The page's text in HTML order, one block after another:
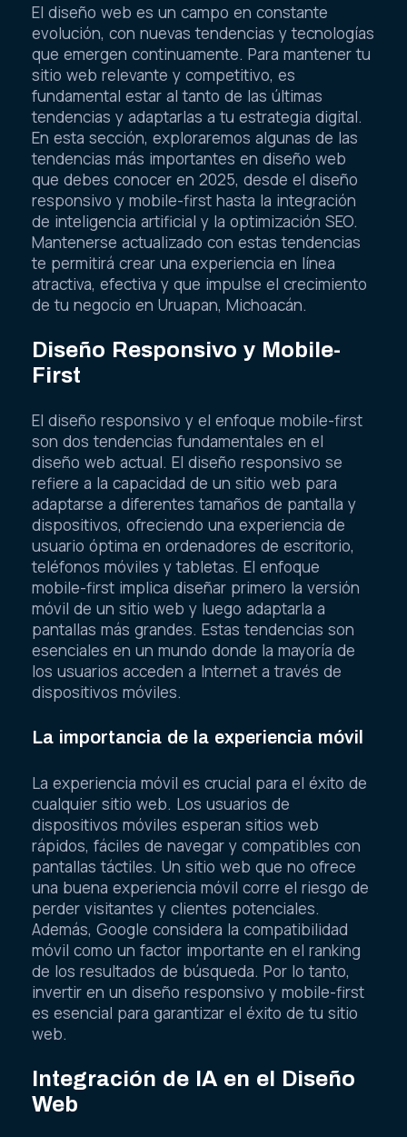
El diseño web es un campo en constante
evolución, con nuevas tendencias y tecnologías
que emergen continuamente. Para mantener tu
sitio web relevante y competitivo, es
fundamental estar al tanto de las últimas
tendencias y adaptarlas a tu estrategia digital.
En esta sección, exploraremos algunas de las
tendencias más importantes en diseño web
que debes conocer en 2025, desde el diseño
responsivo y mobile-first hasta la integración
de inteligencia artificial y la optimización SEO.
Mantenerse actualizado con estas tendencias
te permitirá crear una experiencia en línea
atractiva, efectiva y que impulse el crecimiento
de tu negocio en Uruapan, Michoacán.
Diseño Responsivo y Mobile-
First
El diseño responsivo y el enfoque mobile-first
son dos tendencias fundamentales en el
diseño web actual. El diseño responsivo se
refiere a la capacidad de un sitio web para
adaptarse a diferentes tamaños de pantalla y
dispositivos, ofreciendo una experiencia de
usuario óptima en ordenadores de escritorio,
teléfonos móviles y tabletas. El enfoque
mobile-first implica diseñar primero la versión
móvil de un sitio web y luego adaptarla a
pantallas más grandes. Estas tendencias son
esenciales en un mundo donde la mayoría de
los usuarios acceden a Internet a través de
dispositivos móviles.
La importancia de la experiencia móvil
La experiencia móvil es crucial para el éxito de
cualquier sitio web. Los usuarios de
dispositivos móviles esperan sitios web
rápidos, fáciles de navegar y compatibles con
pantallas táctiles. Un sitio web que no ofrece
una buena experiencia móvil corre el riesgo de
perder visitantes y clientes potenciales.
Además, Google considera la compatibilidad
móvil como un factor importante en el ranking
de los resultados de búsqueda. Por lo tanto,
invertir en un diseño responsivo y mobile-first
es esencial para garantizar el éxito de tu sitio
web.
Integración de IA en el Diseño
Web